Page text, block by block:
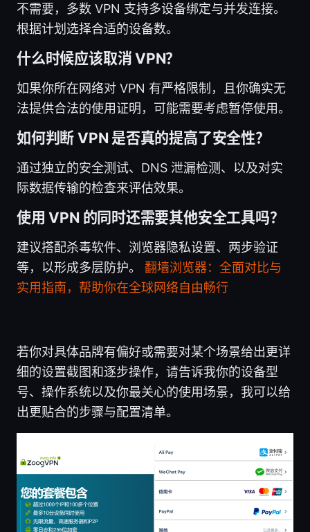
不需要，多数 VPN 支持多设备绑定与并发连接。
根据计划选择合适的设备数。
什么时候应该取消 VPN？
如果你所在网络对 VPN 有严格限制，且你确实无
法提供合法的使用证明，可能需要考虑暂停使用。
如何判断 VPN 是否真的提高了安全性？
通过独立的安全测试、DNS 泄漏检测、以及对实
际数据传输的检查来评估效果。
使用 VPN 的同时还需要其他安全工具吗？
建议搭配杀毒软件、浏览器隐私设置、两步验证
等，以形成多层防护。 翻墙浏览器：全面对比与
实用指南，帮助你在全球网络自由畅行
若你对具体品牌有偏好或需要对某个场景给出更详
细的设置截图和逐步操作，请告诉我你的设备型
号、操作系统以及你最关心的使用场景，我可以给
出更贴合的步骤与配置清单。